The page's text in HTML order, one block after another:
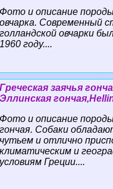
Фото и описание
овчарка. Современный
голландской овчарки
1960 году....
Греческая заячья
Эллинская
Фото и описание породы
гончая. Собаки
чутьем и отлично
климатическим и
условиям Греции....